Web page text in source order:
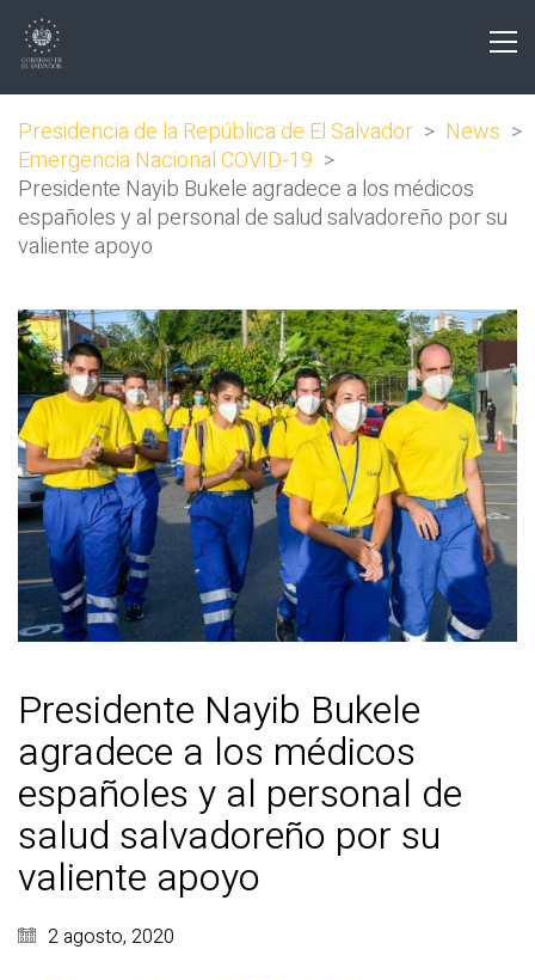
Presidencia de la República de El Salvador > News >
Emergencia Nacional COVID-19 >
Presidente Nayib Bukele agradece a los médicos
españoles y al personal de salud salvadoreño por su
valiente apoyo
Presidente Nayib Bukele
agradece a los médicos
españoles y al personal de
salud salvadoreño por su
valiente apoyo
2 agosto, 2020